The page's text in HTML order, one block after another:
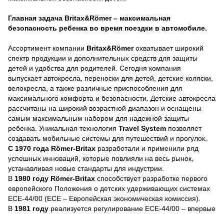
Главная задача Britax&Römer – максимальная
безопасность ребенка во время поездки в автомобиле.
Ассортимент компании Britax&Römerохватывает широкий
спектр продукции и дополнительных средств для защиты
детей и удобства для родителей. Сегодня компания
выпускает автокресла, переноски для детей, детские коляски,
велокресла, а также различные приспособления для
максимального комфорта и безопасности. Детские автокресла
рассчитаны на широкий возрастной диапазон и оснащены
самым максимальным набором для надежной защиты
ребенка. Уникальная технология Travel System позволяет
создавать мобильные системы для путешествий и прогулок.
С 1970 года Römer-Britax разработали и применили ряд
успешных инноваций, которые повлияли на весь рынок,
устанавливая новые стандарты для индустрии.
В 1980 году Römer-Britax способствует разработке первого
европейского Положения о детских удерживающих системах
ЕСЕ-44/00 (ЕСЕ – Европейская экономическая комиссия).
В 1981 году реализуется регулирование ЕСЕ-44/00 – впервые